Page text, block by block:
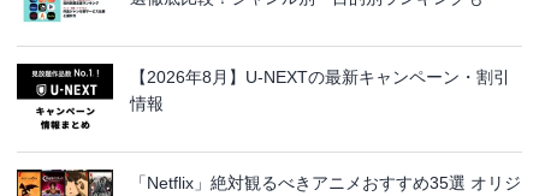
【2026年8月】U-NEXTの最新キャンペーン・割引
情報
「Netflix」絶対観るべきアニメおすすめ35選 オリジ